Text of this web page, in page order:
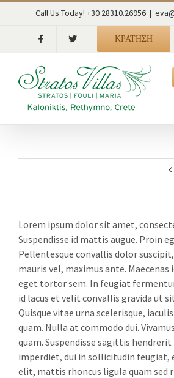
Call Us Today! +30 28310.26956 |
ΚΡΑΤΗΣΗ
Lorem ipsum dolor sit amet,
Suspendisse id mattis augue. Proin
Pellentesque convallis dolor
mauris vel, maximus ante. Maecenas
eget tortor sem. In feugiat
id lacus et velit convallis gravida ut
Quisque vitae urna scelerisque,
quam. Nulla at commodo dui.
quam. Suspendisse sagittis
imperdiet, dui in sollicitudin feugiat,
elit, mattis rhoncus ligula quam sed